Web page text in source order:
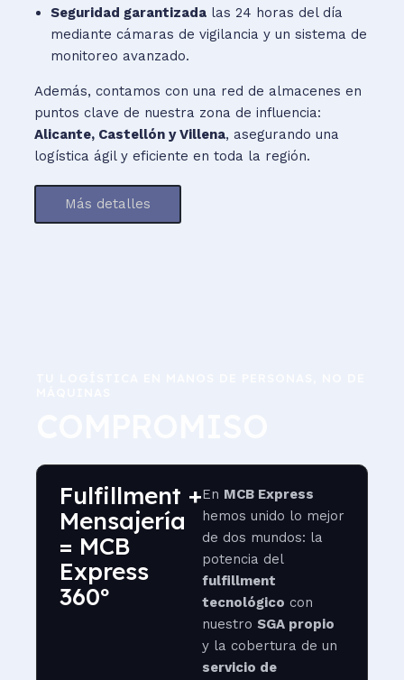
Seguridad garantizada las 24 horas del día
mediante cámaras de vigilancia y un sistema de
monitoreo avanzado.
Además, contamos con una red de almacenes en
puntos clave de nuestra zona de influencia:
Alicante, Castellón y Villena, asegurando una
logística ágil y eficiente en toda la región.
Más detalles
Fulfillment +
Mensajería
= MCB
Express
360º
En MCB Express
hemos unido lo mejor
de dos mundos: la
potencia del
fulfillment
tecnológico con
nuestro SGA propio
y la cobertura de un
servicio de